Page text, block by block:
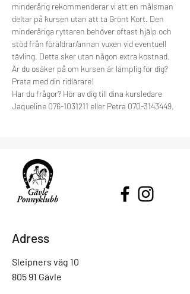
minderårig rekommenderar vi att en målsman
deltar på kursen utan att ta Grönt Kort. Den
minderåriga ryttaren behöver oftast hjälp och
stöd från föräldrar/annan vuxen vid eventuell
tävling. Detta sker utan någon extra kostnad.
Är du osäker på om kursen är lämplig för dig?
Prata med din ridlärare!
Har du frågor? Hör av dig till dina kursledare
Jaqueline 076-1031211 eller Petra 070-3143449.
Adress
Sleipners väg 10
805 91 Gävle